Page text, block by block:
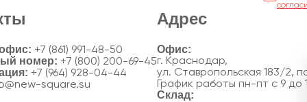
+7 (861) 991-48-50
номер: +7 (800) 200-69-45
+7 (964) 928-04-44
square.su
Адрес
г. Краснодар,
ул. Ставропольская 183/2,
График работы пн-пт с 9 до